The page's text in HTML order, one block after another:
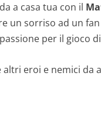
a casa tua con il
un sorriso ad un
per il gioco
eroi e nemici da